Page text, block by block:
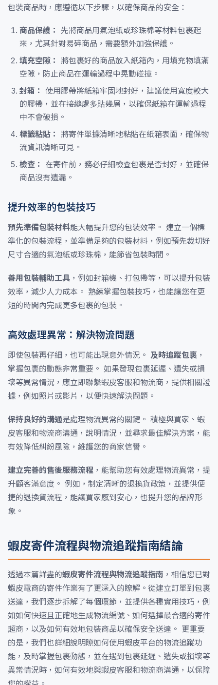
包裝商品時，應遵循以下步驟，以確保商品的安全：
商品保護： 先將商品用氣泡紙或珍珠棉等材料包裹起
來，尤其針對易碎商品，需要額外加強保護。
填充空隙：
將包裹好的商品放入紙箱內，用填充物填滿
空隙，防止商品在運輸過程中晃動碰撞。
封箱： 使用膠帶將紙箱牢固地封好，建議使用寬度較大
的膠帶，並在接縫處多貼幾層，以確保紙箱在運輸過程
中不會破損。
標籤粘貼：
將寄件單據清晰地粘貼在紙箱表面，確保物
流資訊清晰可見。
檢查： 在寄件前，務必仔細檢查包裹是否封好，並確保
商品沒有遺漏。
提升效率的包裝技巧
預先準備包裝材料能大幅提升您的包裝效率。 建立一個標
準化的包裝流程，並準備足夠的包裝材料，例如預先裁切好
尺寸合適的氣泡紙或珍珠棉，能節省包裝時間。
善用包裝輔助工具 ，例如封箱機、打包帶等，可以提升包裝
效率，減少人力成本。 熟練掌握包裝技巧，也能讓您在更
短的時間內完成更多包裹的包裝。
高效處理異常：解決物流問題
即使包裝再仔細，也可能出現意外情況。 及時追蹤包裹 ，
掌握包裹的動態非常重要。 如果發現包裹延遲、遺失或損
壞等異常情況，應立即聯繫蝦皮客服和物流商，提供相關證
據，例如照片或影片，以便快速解決問題。
保持良好的溝通是處理物流異常的關鍵。 積極與買家、蝦
皮客服和物流商溝通，說明情況，並尋求最佳解決方案，能
有效降低糾紛風險，維護您的商家信譽。
建立完善的售後服務流程 ，能幫助您有效處理物流異常，提
升顧客滿意度。 例如，制定清晰的退換貨政策，並提供便
捷的退換貨流程，能讓買家感到安心，也提升您的品牌形
象。
蝦皮寄件流程與物流追蹤指南結論
透過本篇詳盡的蝦皮寄件流程與物流追蹤指南 ，相信您已對
蝦皮電商的寄件作業有了更深入的瞭解。從建立訂單到包裹
送達，我們逐步拆解了每個環節，並提供各種實用技巧，例
如如何快速且正確地生成物流編號、如何選擇最合適的寄件
超商，以及如何有效地包裝商品以確保安全送達。 更重要
的是，我們也詳細說明瞭如何使用蝦皮平台的物流追蹤功
能，及時掌握包裹動態，並在遇到包裹延遲、遺失或損壞等
異常情況時，如何有效地與蝦皮客服和物流商溝通，以保障